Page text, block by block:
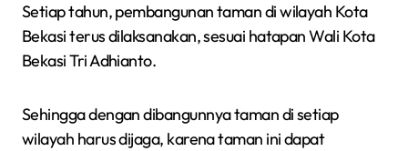
Setiap tahun, pembangunan taman di wilayah Kota
Bekasi terus dilaksanakan, sesuai hatapan Wali Kota
Bekasi Tri Adhianto.
Sehingga dengan dibangunnya taman di setiap
wilayah harus dijaga, karena taman ini dapat